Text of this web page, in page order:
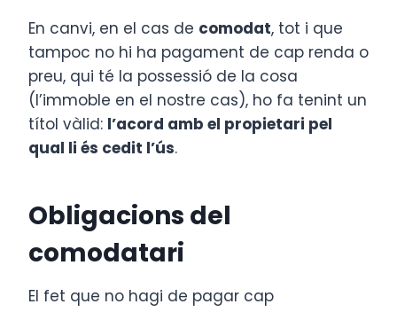
En canvi, en el cas de comodat, tot i que
tampoc no hi ha pagament de cap renda o
preu, qui té la possessió de la cosa
(l’immoble en el nostre cas), ho fa tenint un
títol vàlid: l’acord amb el propietari pel
qual li és cedit l’ús.
Obligacions del
comodatari
El fet que no hagi de pagar cap